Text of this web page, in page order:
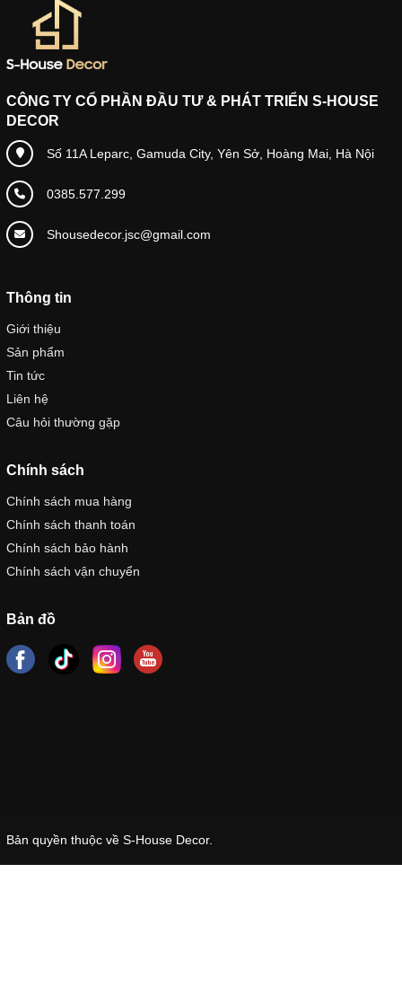
CÔNG TY CỔ PHẦN ĐẦU TƯ & PHÁT TRIỂN S-HOUSE
DECOR
Số 11A Leparc, Gamuda City, Yên Sở, Hoàng Mai, Hà Nội
0385.577.299
Shousedecor.jsc@gmail.com
Thông tin
Giới thiệu
Sản phẩm
Tin tức
Liên hệ
Câu hỏi thường gặp
Chính sách
Chính sách mua hàng
Chính sách thanh toán
Chính sách bảo hành
Chính sách vận chuyển
Bản đồ
Bản quyền thuộc về S-House Decor.